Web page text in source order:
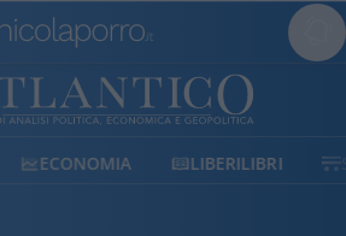
LIBERILIBRI SHOP SOSTIENICI